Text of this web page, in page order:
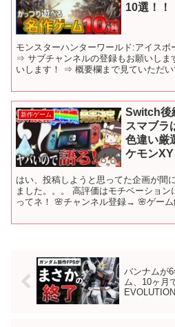
10選！！
モンスターハンターワールド:アイスボ
⇒ サブチャンネルの登録もお願いし
いします！ ⇒ 概要欄まで見ていただい
新作ゲーム
Switch後
スマブラ
色違い厳
ケモンXY
はい、投稿しようと思ってた企画が間
ました。。。 高評価はモチベーショ
ってネ！ 🌸チャンネル登録→ 🌸ゲー
バンナムが
ム、10ヶ月
EVOLUTION